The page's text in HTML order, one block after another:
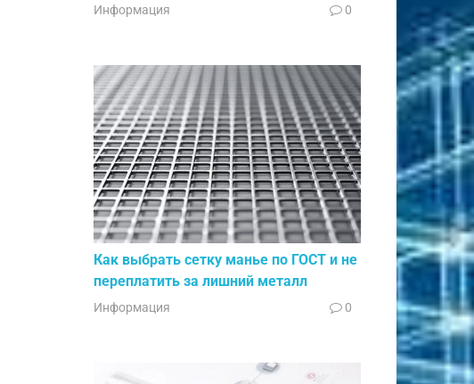
Информация 0
Как выбрать сетку манье по ГОСТ и не
переплатить за лишний металл
Информация 0